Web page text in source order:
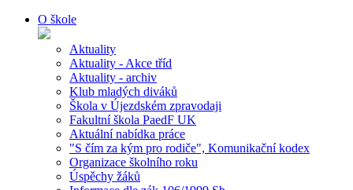
O škole
Aktuality
Aktuality - Akce tříd
Aktuality - archiv
Klub mladých diváků
Škola v Újezdském zpravodaji
Fakultní škola PaedF UK
Aktuální nabídka práce
"S čím za kým pro rodiče", Komunikační kodex
Organizace školního roku
Úspěchy žáků